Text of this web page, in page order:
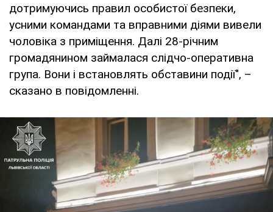
дотримуючись правил особистої безпеки,
усними командами та вправними діями вивели
чоловіка з приміщення. Далі 28-річним
громадянином займалася слідчо-оперативна
група. Вони і встановлять обставини події", –
сказано в повідомленні.